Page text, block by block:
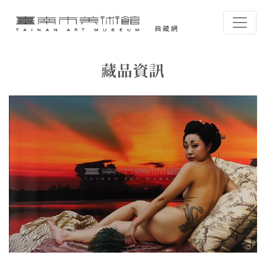
臺南市美術館-典藏網
網頁導覽